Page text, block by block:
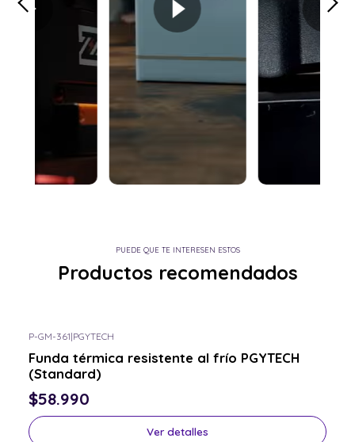
PUEDE QUE TE INTERESEN ESTOS
Productos recomendados
P-GM-361|PGYTECH
Funda térmica resistente al frío PGYTECH
(Standard)
$58.990
Ver detalles